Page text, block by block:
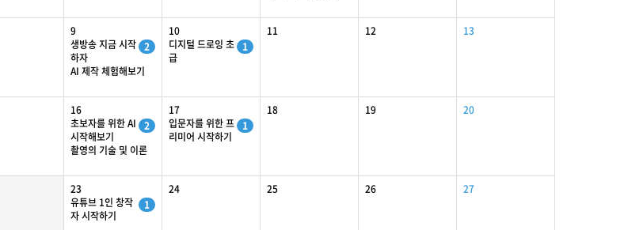
9
2
생방송 지금 시작
하자
AI 제작 체험해보기
10
1
디지털 드로잉 초
급
11 12 13
16
2
초보자를 위한 AI
시작해보기
촬영의 기술 및 이론
17
1
입문자를 위한 프
리미어 시작하기
18 19 20
23
1
유튜브 1인 창작
자 시작하기
24 25 26 27